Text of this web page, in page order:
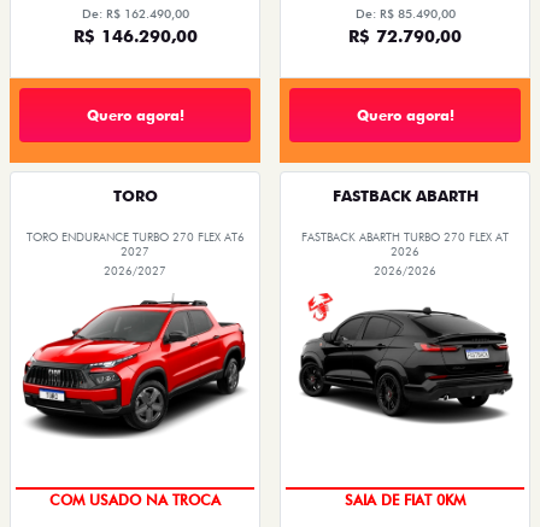
De: R$ 162.490,00
R$ 146.290,00
Quero agora!
De: R$ 85.490,00
R$ 72.790,00
Quero agora!
TORO
TORO ENDURANCE TURBO 270 FLEX AT6
2027
2026/2027
OPORTUNIDADE
FASTBACK ABARTH
FASTBACK ABARTH TURBO 270 FLEX AT
2026
2026/2026
PREÇO IMPERDÍVEL